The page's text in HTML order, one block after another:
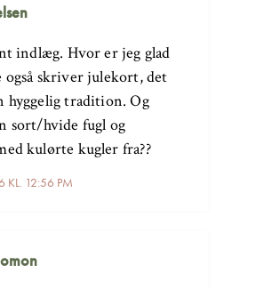
KL. 12:56 PM
indlæg. Hvor er jeg glad
også skriver julekort, det
hyggelig tradition. Og
sort/hvide fugl og
kulørte kugler fra??